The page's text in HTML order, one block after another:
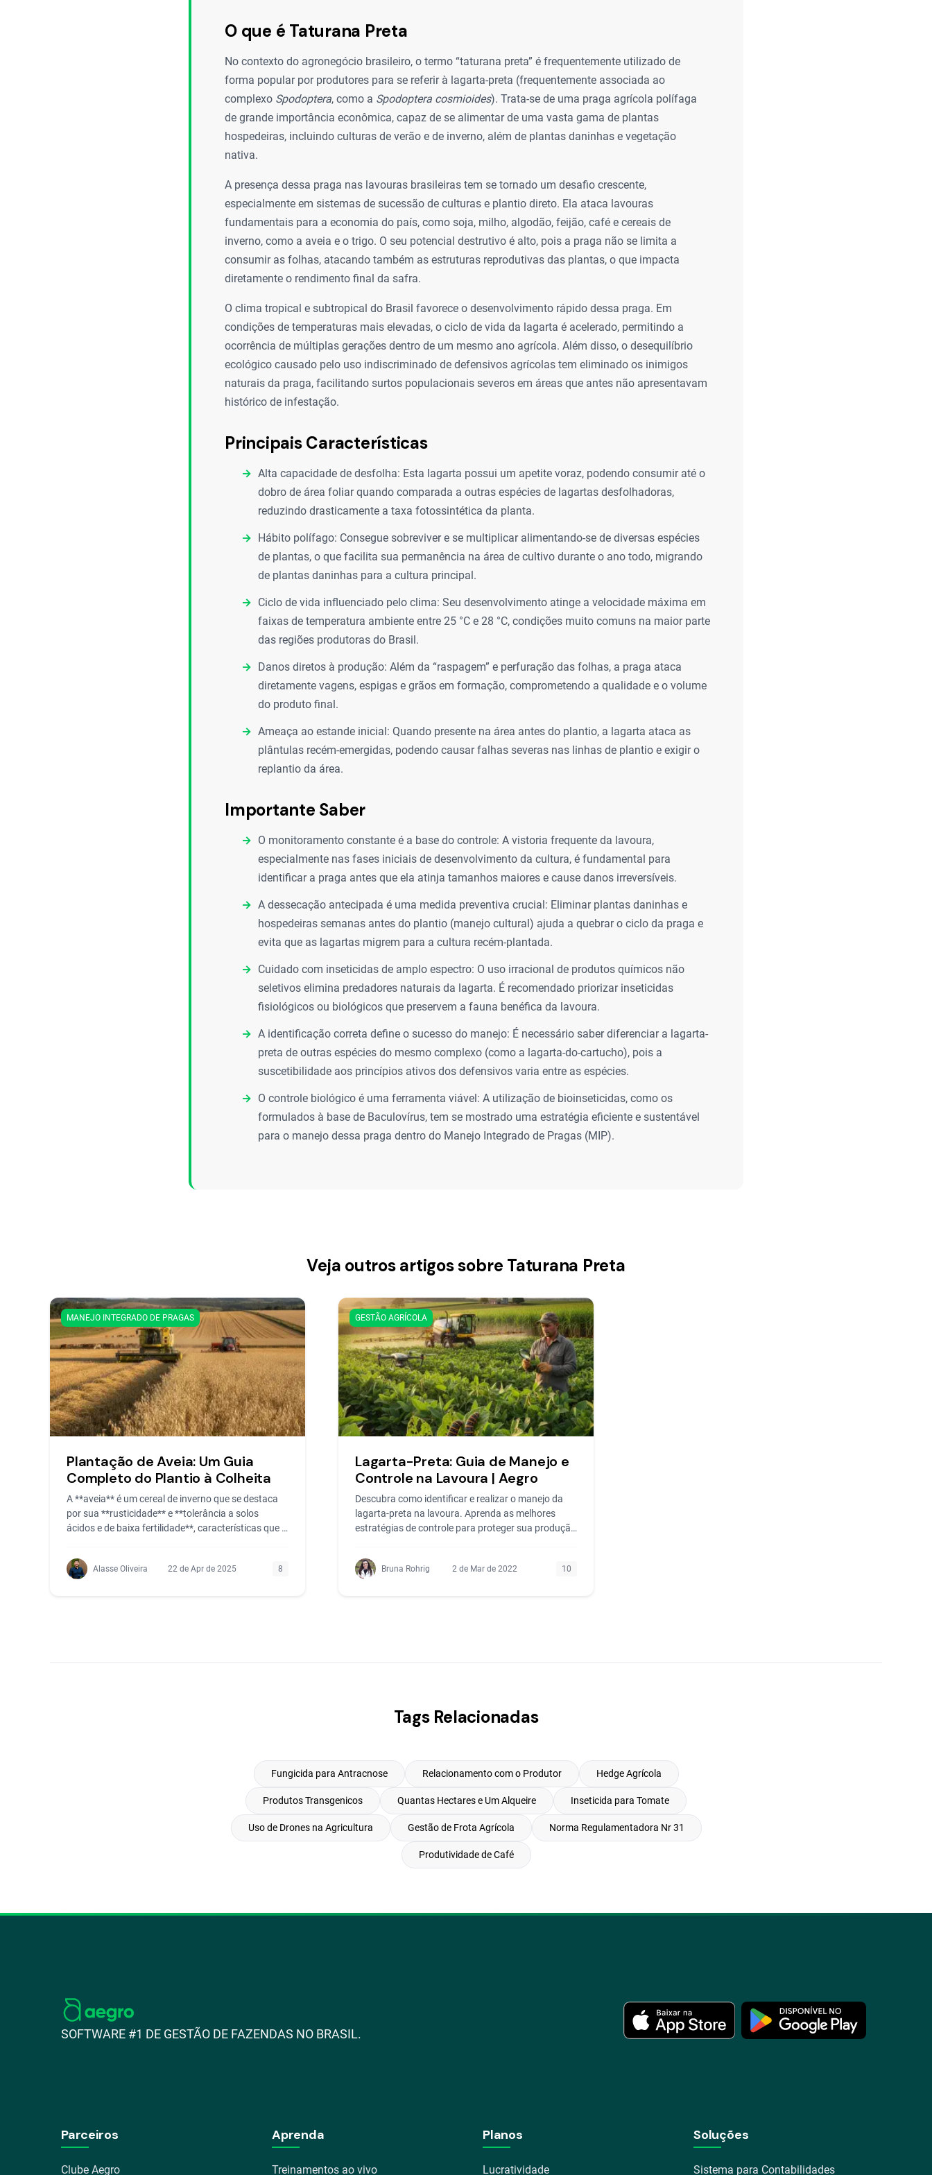
O que é Taturana Preta
No contexto do agronegócio brasileiro, o termo “taturana preta” é frequentemente utilizado de
forma popular por produtores para se referir à lagarta-preta (frequentemente associada ao
complexo Spodoptera, como a Spodoptera cosmioides). Trata-se de uma praga agrícola polífaga
de grande importância econômica, capaz de se alimentar de uma vasta gama de plantas
hospedeiras, incluindo culturas de verão e de inverno, além de plantas daninhas e vegetação
nativa.
A presença dessa praga nas lavouras brasileiras tem se tornado um desafio crescente,
especialmente em sistemas de sucessão de culturas e plantio direto. Ela ataca lavouras
fundamentais para a economia do país, como soja, milho, algodão, feijão, café e cereais de
inverno, como a aveia e o trigo. O seu potencial destrutivo é alto, pois a praga não se limita a
consumir as folhas, atacando também as estruturas reprodutivas das plantas, o que impacta
diretamente o rendimento final da safra.
O clima tropical e subtropical do Brasil favorece o desenvolvimento rápido dessa praga. Em
condições de temperaturas mais elevadas, o ciclo de vida da lagarta é acelerado, permitindo a
ocorrência de múltiplas gerações dentro de um mesmo ano agrícola. Além disso, o desequilíbrio
ecológico causado pelo uso indiscriminado de defensivos agrícolas tem eliminado os inimigos
naturais da praga, facilitando surtos populacionais severos em áreas que antes não apresentavam
histórico de infestação.
Principais Características
Alta capacidade de desfolha: Esta lagarta possui um apetite voraz, podendo consumir até o
dobro de área foliar quando comparada a outras espécies de lagartas desfolhadoras,
reduzindo drasticamente a taxa fotossintética da planta.
Hábito polífago: Consegue sobreviver e se multiplicar alimentando-se de diversas espécies
de plantas, o que facilita sua permanência na área de cultivo durante o ano todo, migrando
de plantas daninhas para a cultura principal.
Ciclo de vida influenciado pelo clima: Seu desenvolvimento atinge a velocidade máxima em
faixas de temperatura ambiente entre 25 °C e 28 °C, condições muito comuns na maior parte
das regiões produtoras do Brasil.
Danos diretos à produção: Além da “raspagem” e perfuração das folhas, a praga ataca
diretamente vagens, espigas e grãos em formação, comprometendo a qualidade e o volume
do produto final.
Ameaça ao estande inicial: Quando presente na área antes do plantio, a lagarta ataca as
plântulas recém-emergidas, podendo causar falhas severas nas linhas de plantio e exigir o
replantio da área.
Importante Saber
O monitoramento constante é a base do controle: A vistoria frequente da lavoura,
especialmente nas fases iniciais de desenvolvimento da cultura, é fundamental para
identificar a praga antes que ela atinja tamanhos maiores e cause danos irreversíveis.
A dessecação antecipada é uma medida preventiva crucial: Eliminar plantas daninhas e
hospedeiras semanas antes do plantio (manejo cultural) ajuda a quebrar o ciclo da praga e
evita que as lagartas migrem para a cultura recém-plantada.
Cuidado com inseticidas de amplo espectro: O uso irracional de produtos químicos não
seletivos elimina predadores naturais da lagarta. É recomendado priorizar inseticidas
fisiológicos ou biológicos que preservem a fauna benéfica da lavoura.
A identificação correta define o sucesso do manejo: É necessário saber diferenciar a lagarta-
preta de outras espécies do mesmo complexo (como a lagarta-do-cartucho), pois a
suscetibilidade aos princípios ativos dos defensivos varia entre as espécies.
O controle biológico é uma ferramenta viável: A utilização de bioinseticidas, como os
formulados à base de Baculovírus, tem se mostrado uma estratégia eficiente e sustentável
para o manejo dessa praga dentro do Manejo Integrado de Pragas (MIP).
Veja outros artigos sobre Taturana Preta
MANEJO INTEGRADO DE PRAGAS
Plantação de Aveia: Um Guia
Completo do Plantio à Colheita
A **aveia** é um cereal de inverno que se destaca
por sua **rusticidade** e **tolerância a solos
ácidos e de baixa fertilidade**, características que a
Alasse Oliveira 22 de Apr de 2025 8
GESTÃO AGRÍCOLA
Lagarta-Preta: Guia de Manejo e
Controle na Lavoura | Aegro
Descubra como identificar e realizar o manejo da
lagarta-preta na lavoura. Aprenda as melhores
estratégias de controle para proteger sua produção
Bruna Rohrig 2 de Mar de 2022 10
Tags Relacionadas
Fungicida para Antracnose Relacionamento com o Produtor Hedge Agrícola
Produtos Transgenicos Quantas Hectares e Um Alqueire Inseticida para Tomate
Uso de Drones na Agricultura Gestão de Frota Agrícola Norma Regulamentadora Nr 31
Produtividade de Café
SOFTWARE #1 DE GESTÃO DE FAZENDAS NO BRASIL.
Parceiros
Clube Aegro
Aprenda
Treinamentos ao vivo
Planos
Lucratividade
Soluções
Sistema para Contabilidades